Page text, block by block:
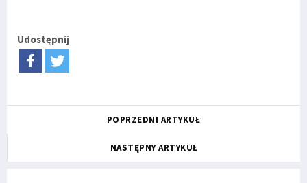
Udostępnij
POPRZEDNI ARTYKUŁ
NASTĘPNY ARTYKUŁ